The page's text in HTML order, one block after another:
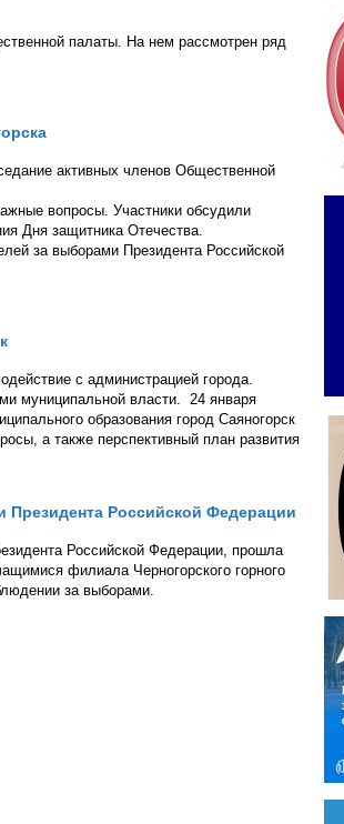
палаты. На нем рассмотрен ряд
активных членов Общественной
вопросы. Участники обсудили
Дня защитника Отечества.
за выборами Президента Российской
с администрацией города.
муниципальной власти. 24 января
образования город Саяногорск
а также перспективный план развития
Российской Федерации
Российской Федерации, прошла
филиала Черногорского горного
за выборами.